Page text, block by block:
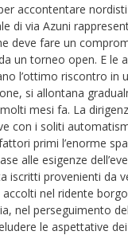
accontentare
di via Azuni
deve fare un
un torneo open. E le
l’ottimo riscontro in
si allontana
mesi fa. La
con i soliti
primi l’enorme
alle esigenze
iscritti provenienti da
nel ridente
nel perseguimento
le aspettative